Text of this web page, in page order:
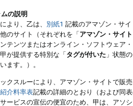
の説明
より、乙は、 別紙1 記載のアマゾン・サ
のサイト（それぞれを「アマゾン・サイト
テンツまたはオンライン・ソフトウェア
が提供する特別な「タグが付いた 」状態
ます。）。
クスルーにより、アマゾン・サイトで販
介料率表記載の詳細のとおり（および同
ービスの宣伝の便宜のため、甲は、アソ